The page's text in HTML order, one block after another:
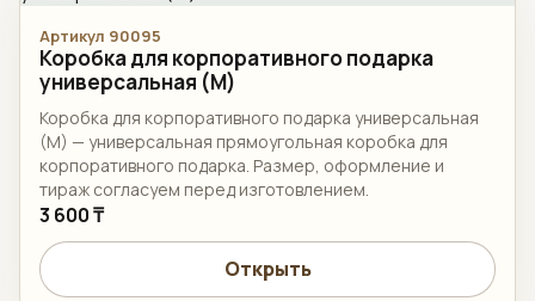
Артикул 90095
Коробка для корпоративного подарка
универсальная (M)
Коробка для корпоративного подарка универсальная
(M) — универсальная прямоугольная коробка для
корпоративного подарка. Размер, оформление и
тираж согласуем перед изготовлением.
3 600 ₸
Открыть